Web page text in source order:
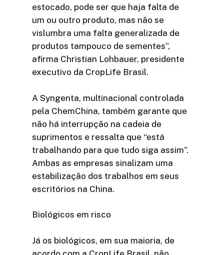
estocado, pode ser que haja falta de
um ou outro produto, mas não se
vislumbra uma falta generalizada de
produtos tampouco de sementes”,
afirma Christian Lohbauer, presidente
executivo da CropLife Brasil.
A Syngenta, multinacional controlada
pela ChemChina, também garante que
não há interrupção na cadeia de
suprimentos e ressalta que “está
trabalhando para que tudo siga assim”.
Ambas as empresas sinalizam uma
estabilização dos trabalhos em seus
escritórios na China.
Biológicos em risco
Já os biológicos, em sua maioria, de